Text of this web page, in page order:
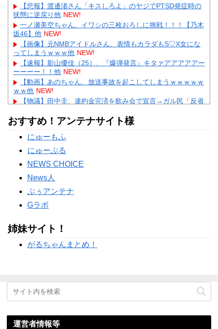
【悲報】渡邊渚さん「キスしろよ」のヤジでPTSD発症時の
状態に逆戻り他 NEW!
一ノ瀬美空ちゃん、イワシの三枚おろしに挑戦！！！【乃木
坂46】他 NEW!
【画像】元NMBアイドルさん、表情もカラダもS♡X女にな
ってしまうｗｗｗ他 NEW!
【速報】影山優佳（25）、『爆弾発言』キタァアアアアアー
ーーーー！！他 NEW!
【動画】あのちゃん、放送事故を起こしてしまうｗｗｗｗｗ
ｗｗ他 NEW!
【物議】田中圭、違約金完済を飲み会で宣言→ガル民「反省
【物議】広末涼子まさかの地上波復帰→”次男の言葉”にガル
民大激論ｗｗｗ NEW!
【衝撃】｢ブラに5000円は贅沢｣と妻を叱った夫→まさかの
正体にガル民が大激怒ｗｗｗ
Powered by livedoor 相互RSS
おすすめ！アンテナサイト様
にゅーもふ
にゅーぷる
NEWS CHOICE
News人
ぷぅアンテナ
Gラボ
姉妹サイト！
がるちゃんまとめ！
運営者情報等